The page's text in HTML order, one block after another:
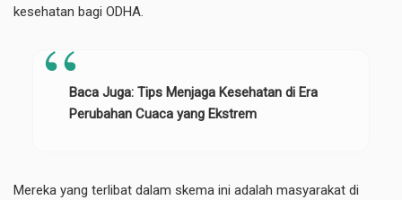
kesehatan bagi ODHA.
Baca Juga: Tips Menjaga Kesehatan di Era
Perubahan Cuaca yang Ekstrem
Mereka yang terlibat dalam skema ini adalah masyarakat di